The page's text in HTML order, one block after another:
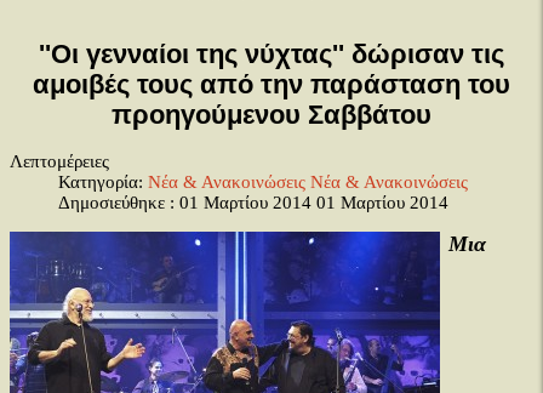
''Οι γενναίοι της νύχτας'' δώρισαν τις
αμοιβές τους από την παράσταση του
προηγούμενου Σαββάτου
Λεπτομέρειες
Κατηγορία: Νέα & Ανακοινώσεις Νέα & Ανακοινώσεις
Δημοσιεύθηκε : 01 Μαρτίου 2014 01 Μαρτίου 2014
Μια